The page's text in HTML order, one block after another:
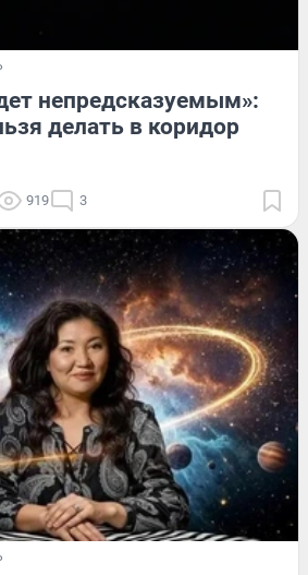
непредсказуемым»:
делать в коридор
919 3